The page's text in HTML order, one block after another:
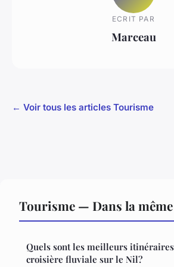
ECRIT PAR
Marceau
← Voir tous les articles Tourisme
Tourisme — Dans la
Quels sont les meilleurs
croisière fluviale sur le Nil?